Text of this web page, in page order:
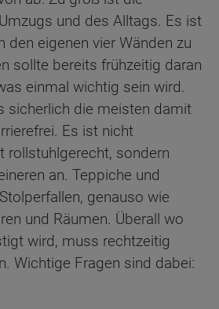
und des Alltags. Es ist
den eigenen vier Wänden zu
sollte bereits frühzeitig daran
einmal wichtig sein wird.
sicherlich die meisten damit
Es ist nicht
rollstuhlgerecht, sondern
an. Teppiche und
genauso wie
und Räumen. Überall wo
wird, muss rechtzeitig
Wichtige Fragen sind dabei: